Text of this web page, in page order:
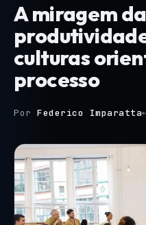
A miragem da
culturas
processo
PorFederico Imparatta